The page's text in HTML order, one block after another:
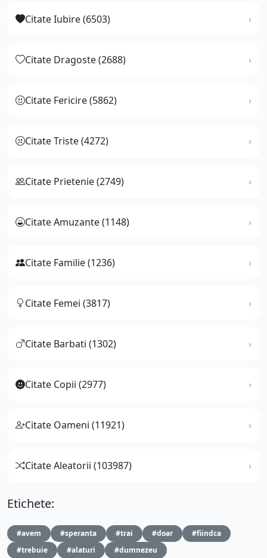
Citate Iubire (6503)
Citate Dragoste (2688)
Citate Fericire (5862)
Citate Triste (4272)
Citate Prietenie (2749)
Citate Amuzante (1148)
Citate Familie (1236)
Citate Femei (3817)
Citate Barbati (1302)
Citate Copii (2977)
Citate Oameni (11921)
Citate Aleatorii (103987)
Etichete:
#avem #speranta #trai #doar
#fiindca
#trebuie
#alaturi #dumnezeu